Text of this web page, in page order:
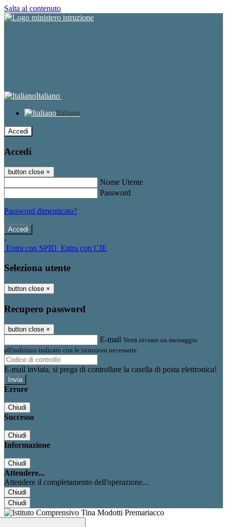
Salta al contenuto
Italiano
Italiano
Accedi
Accedi
button close ×
Nome Utente
Password
Password dimenticata?
-
Entra con SPID Entra con CIE
Seleziona utente
button close ×
Recupero password
button close ×
E-mail Verrà inviato un messaggio
all'indirizzo indicato con le istruzioni necessarie.
E-mail inviata, si prega di controllare la casella di posta elettronica!
Errore
Chiudi
Successo
Chiudi
Informazione
Chiudi
Attendere...
Attendere il completamento dell'operazione...
Chiudi
Chiudi